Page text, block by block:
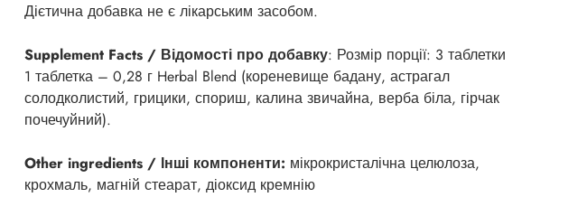
Дієтична добавка не є лікарським засобом.
Supplement Facts / Відомості про добавку: Розмір порції: 3 таблетки
1 таблетка – 0,28 г Herbal Blend (кореневище бадану, астрагал
солодколистий, грицики, спориш, калина звичайна, верба біла, гірчак
почечуйний).
Other ingredients / Інші компоненти: мікрокристалічна целюлоза,
крохмаль, магній стеарат, діоксид кремнію